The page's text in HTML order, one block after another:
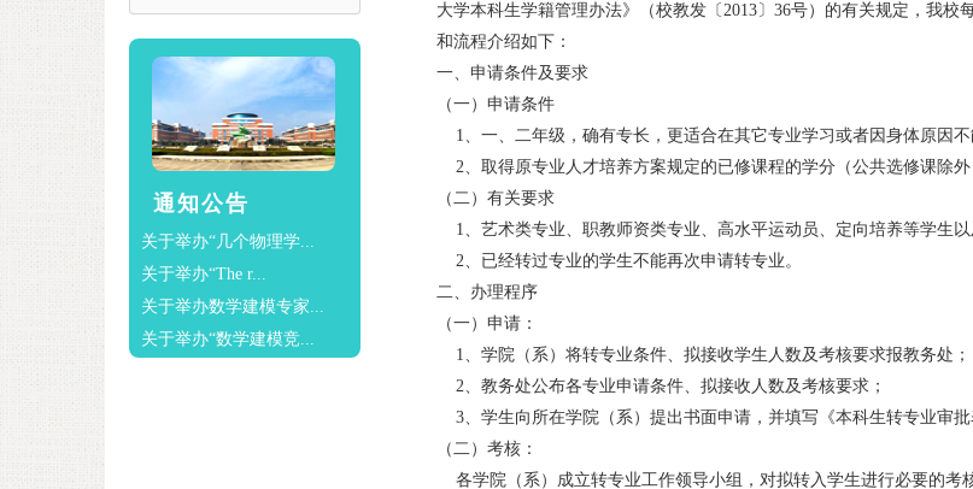
通知公告
关于举办“几个物理学...
关于举办“The r...
关于举办数学建模专家...
关于举办“数学建模竞...
大学本科生学籍管理办法》（校教发〔2013〕36号）的有关规定，我
和流程介绍如下：
一、申请条件及要求
（一）申请条件
1、一、二年级，确有专长，更适合在其它专业学习或者因身体原因不
2、取得原专业人才培养方案规定的已修课程的学分（公共选修课除外
（二）有关要求
1、艺术类专业、职教师资类专业、高水平运动员、定向培养等学生
2、已经转过专业的学生不能再次申请转专业。
二、办理程序
（一）申请：
1、学院（系）将转专业条件、拟接收学生人数及考核要求报教务处；
2、教务处公布各专业申请条件、拟接收人数及考核要求；
3、学生向所在学院（系）提出书面申请，并填写《本科生转专业审批
（二）考核：
各学院（系）成立转专业工作领导小组，对拟转入学生进行必要的考